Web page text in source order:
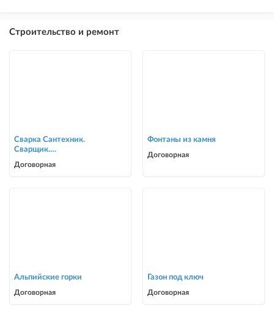
Строительство и ремонт
Сварка Сантехник.
Сварщик.
сварочные работы в Биш
Договорная
Фонтаны из камня
Договорная
Альпийские горки
Договорная
Газон под ключ
Договорная